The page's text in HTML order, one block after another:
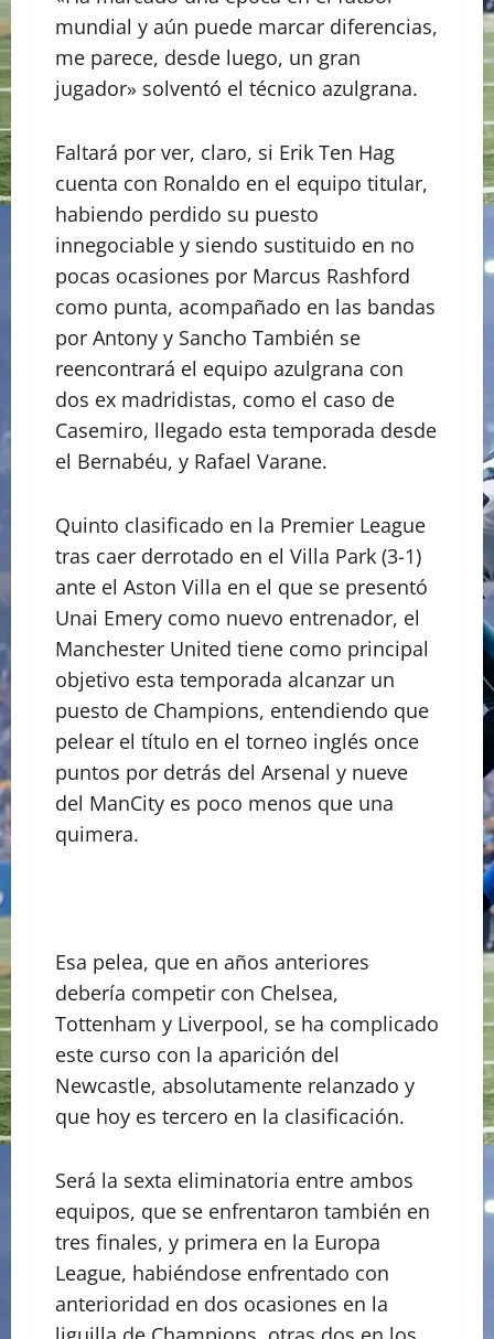
mundial y aún puede marcar diferencias,
me parece, desde luego, un gran
jugador» solventó el técnico azulgrana.
Faltará por ver, claro, si Erik Ten Hag
cuenta con Ronaldo en el equipo titular,
habiendo perdido su puesto
innegociable y siendo sustituido en no
pocas ocasiones por Marcus Rashford
como punta, acompañado en las bandas
por Antony y Sancho También se
reencontrará el equipo azulgrana con
dos ex madridistas, como el caso de
Casemiro, llegado esta temporada desde
el Bernabéu, y Rafael Varane.
Quinto clasificado en la Premier League
tras caer derrotado en el Villa Park (3-1)
ante el Aston Villa en el que se presentó
Unai Emery como nuevo entrenador, el
Manchester United tiene como principal
objetivo esta temporada alcanzar un
puesto de Champions, entendiendo que
pelear el título en el torneo inglés once
puntos por detrás del Arsenal y nueve
del ManCity es poco menos que una
quimera.
Esa pelea, que en años anteriores
debería competir con Chelsea,
Tottenham y Liverpool, se ha complicado
este curso con la aparición del
Newcastle, absolutamente relanzado y
que hoy es tercero en la clasificación.
Será la sexta eliminatoria entre ambos
equipos, que se enfrentaron también en
tres finales, y primera en la Europa
League, habiéndose enfrentado con
anterioridad en dos ocasiones en la